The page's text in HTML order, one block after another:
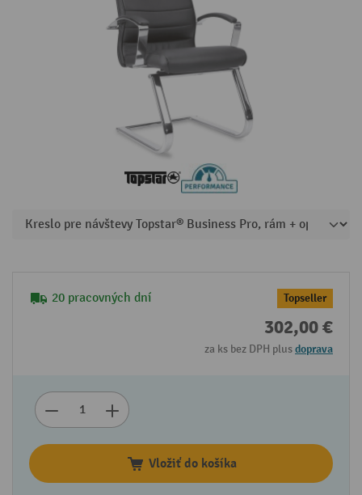
20 pracovných dní Topseller
302,00 €
za ks bez DPH plusdoprava
Vložiť do košíka